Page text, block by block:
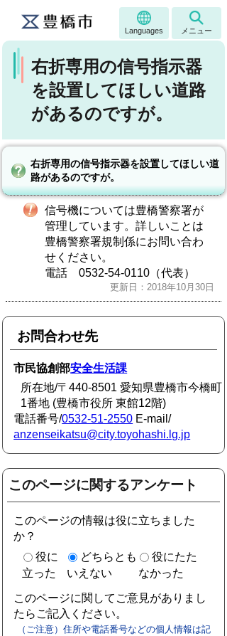
Languages メニュー
右折専用の信号指示器
を設置してほしい道路
があるのですが。
右折専用の信号指示器を設置してほしい道
路があるのですが。
信号機については豊橋警察署が
管理しています。詳しいことは
豊橋警察署規制係にお問い合わ
せください。
電話 0532-54-0110（代表）
更新日：2018年10月30日
お問合わせ先
市民協創部安全生活課
所在地/〒440-8501 愛知県豊橋市今橋町
1番地 (豊橋市役所 東館12階)
電話番号/0532-51-2550 E-mail/
anzenseikatsu@city.toyohashi.lg.jp
このページに関するアンケート
このページの情報は役に立ちました
か？
役に
立った
どちらとも
いえない
役にたた
なかった
このページに関してご意見がありまし
たらご記入ください。
（ご注意）住所や電話番号などの個人情報は記